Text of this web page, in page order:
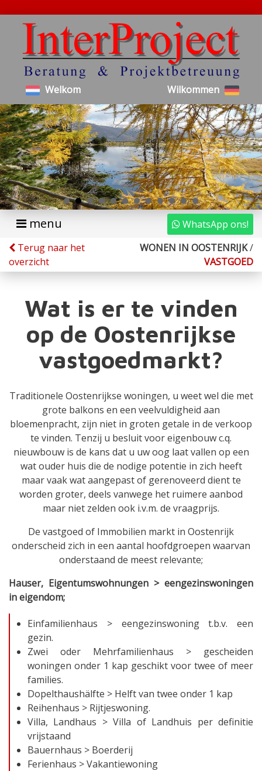
Welkom Wilkommen
menu
WhatsApp ons!
Terug naar het
overzicht
WONEN IN OOSTENRIJK/
VASTGOED
Wat is er te vinden
op de Oostenrijkse
vastgoedmarkt?
Traditionele Oostenrijkse woningen, u weet wel die met
grote balkons en een veelvuldigheid aan
bloemenpracht, zijn niet in groten getale in de verkoop
te vinden. Tenzij u besluit voor eigenbouw c.q.
nieuwbouw is de kans dat u uw oog laat vallen op een
wat ouder huis die de nodige potentie in zich heeft
maar vaak wat aangepast of gerenoveerd dient te
worden groter, deels vanwege het ruimere aanbod
maar niet zelden ook i.v.m. de vraagprijs.
De vastgoed of Immobilien markt in Oostenrijk
onderscheid zich in een aantal hoofdgroepen waarvan
onderstaand de meest relevante;
Hauser, Eigentumswohnungen > eengezinswoningen
in eigendom;
Einfamilienhaus > eengezinswoning t.b.v. een
gezin.
Zwei oder Mehrfamilienhaus > gescheiden
woningen onder 1 kap geschikt voor twee of meer
families.
Dopelthaushälfte > Helft van twee onder 1 kap
Reihenhaus > Rijtjeswoning.
Villa, Landhaus > Villa of Landhuis per definitie
vrijstaand
Bauernhaus > Boerderij
Ferienhaus > Vakantiewoning